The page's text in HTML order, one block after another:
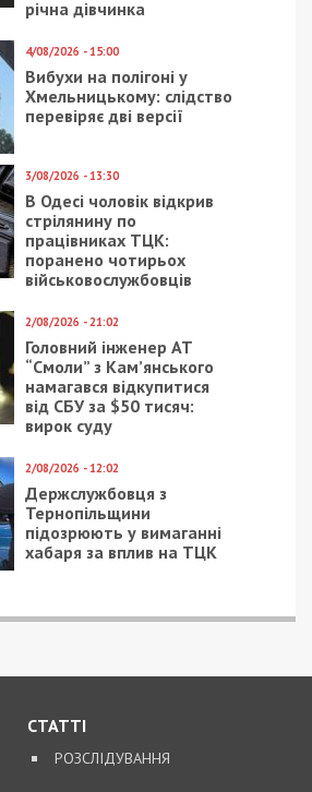
річна дівчинка
4/08/2026 - 15:00
Вибухи на полігоні у
Хмельницькому: слідство
перевіряє дві версії
3/08/2026 - 13:30
В Одесі чоловік відкрив
стрілянину по
працівниках ТЦК:
поранено чотирьох
військовослужбовців
2/08/2026 - 21:02
Головний інженер АТ
“Смоли” з Кам’янського
намагався відкупитися
від СБУ за $50 тисяч:
вирок суду
2/08/2026 - 12:02
Держслужбовця з
Тернопільщини
підозрюють у вимаганні
хабаря за вплив на ТЦК
СТАТТІ
РОЗСЛІДУВАННЯ